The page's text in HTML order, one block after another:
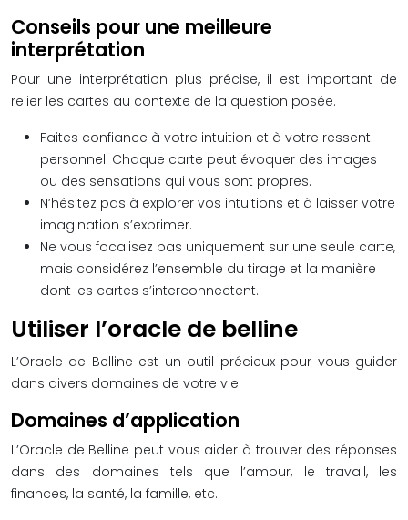
Conseils pour une meilleure
interprétation
Pour une interprétation plus précise, il est important de
relier les cartes au contexte de la question posée.
Faites confiance à votre intuition et à votre ressenti
personnel. Chaque carte peut évoquer des images
ou des sensations qui vous sont propres.
N’hésitez pas à explorer vos intuitions et à laisser votre
imagination s’exprimer.
Ne vous focalisez pas uniquement sur une seule carte,
mais considérez l’ensemble du tirage et la manière
dont les cartes s’interconnectent.
Utiliser l’oracle de belline
L’Oracle de Belline est un outil précieux pour vous guider
dans divers domaines de votre vie.
Domaines d’application
L’Oracle de Belline peut vous aider à trouver des réponses
dans des domaines tels que l’amour, le travail, les
finances, la santé, la famille, etc.